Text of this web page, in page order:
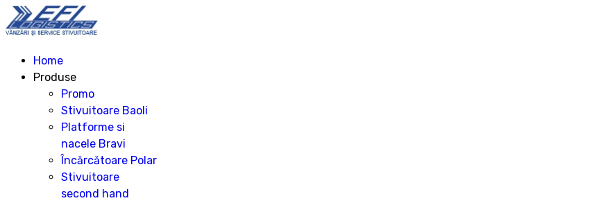
Home
Produse
Promo
Stivuitoare Baoli
Platforme si
nacele Bravi
Încărcătoare Polar
Stivuitoare
second hand